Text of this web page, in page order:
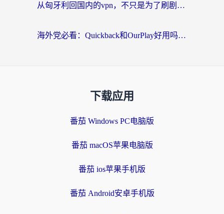
从匈牙利回国内的vpn，不只是为了刷剧那么简单
海外党必看：Quickback和OurPlay好用吗？3分钟选对回国加速器，无缝刷剧玩游戏
下载应用
番茄 Windows PC电脑版
番茄 macOS苹果电脑版
番茄 ios苹果手机版
番茄 Android安卓手机版